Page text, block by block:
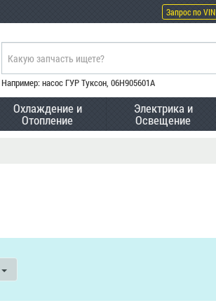
Запрос по VIN
Например: насос ГУР Туксон, 06H905601A
Охлаждение и
Отопление
Электрика и
Освещение